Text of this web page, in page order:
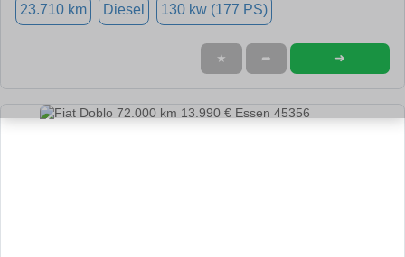
23.710 km Diesel 130 kw (177 PS)
★ ➦ ➜